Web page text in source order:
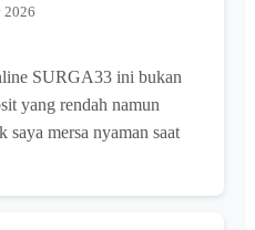
2026
SURGA33 ini bukan
yang rendah namun
saya mersa nyaman saat